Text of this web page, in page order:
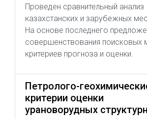
Проведен сравнительный анализ
казахстанских и зарубежных
На основе последнего
совершенствования поисковых
критериев прогноза и оценки.
Петролого-
критерии оценки
урановорудных